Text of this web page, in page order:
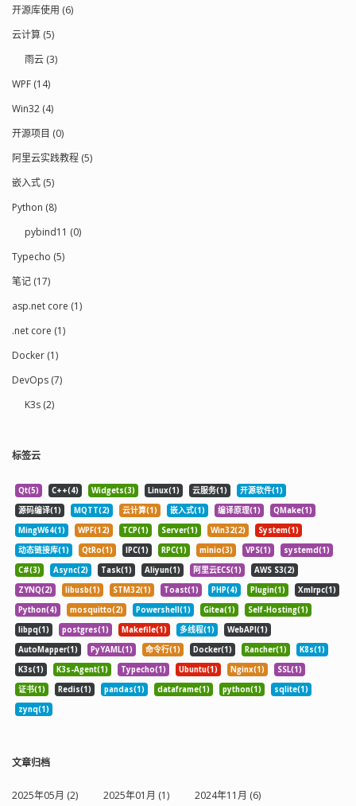
开源库使用 (6)
云计算 (5)
雨云 (3)
WPF (14)
Win32 (4)
开源项目 (0)
阿里云实践教程 (5)
嵌入式 (5)
Python (8)
pybind11 (0)
Typecho (5)
笔记 (17)
asp.net core (1)
.net core (1)
Docker (1)
DevOps (7)
K3s (2)
标签云
Qt(5) C++(4) Widgets(3) Linux(1) 云服务(1)
开源软件(1)
源码编译(1)
MQTT(2) 云计算(1) 嵌入式(1) 编译原理(1)
QMake(1)
MingW64(1)
WPF(12) TCP(1) Server(1) Win32(2)
System(1)
动态链接库(1)
QtRo(1) IPC(1) RPC(1) minio(3) VPS(1)
systemd(1)
C#(3)
Async(2) Task(1) Aliyun(1) 阿里云ECS(1)
AWS S3(2)
ZYNQ(2)
libusb(1) STM32(1) Toast(1) PHP(4) Plugin(1)
Xmlrpc(1)
Python(4)
mosquitto(2) Powershell(1) Gitea(1)
Self-Hosting(1)
libpq(1)
postgres(1) Makefile(1) 多线程(1)
WebAPI(1)
AutoMapper(1)
PyYAML(1) 命令行(1) Docker(1) Rancher(1)
K8s(1)
K3s(1)
K3s-Agent(1) Typecho(1) Ubuntu(1) Nginx(1)
SSL(1)
证书(1)
Redis(1) pandas(1) dataframe(1) python(1)
sqlite(1)
zynq(1)
文章归档
2025年05月 (2) 2025年01月 (1) 2024年11月 (6)